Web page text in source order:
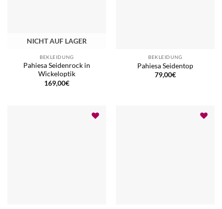
NICHT AUF LAGER
BEKLEIDUNG
Pahiesa Seidenrock in
Wickeloptik
169,00€
BEKLEIDUNG
Pahiesa Seidentop
79,00€